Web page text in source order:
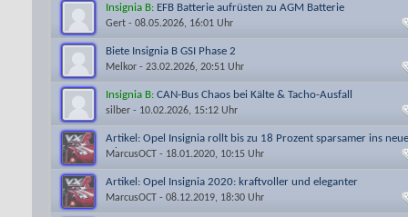
Insignia B: EFB Batterie aufrüsten zu AGM Batterie
Gert - 08.05.2026, 16:01 Uhr
Biete Insignia B GSI Phase 2
Melkor - 23.02.2026, 20:51 Uhr
Insignia B: CAN-Bus Chaos bei Kälte & Tacho-Ausfall
silber - 10.02.2026, 15:12 Uhr
Artikel: Opel Insignia rollt bis zu 18 Prozent sparsamer ins neue
Jahr
MarcusOCT - 18.01.2020, 10:15 Uhr
Artikel: Opel Insignia 2020: kraftvoller und eleganter
MarcusOCT - 08.12.2019, 18:30 Uhr